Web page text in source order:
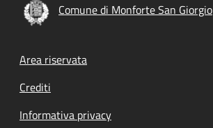
Comune di Monforte San Giorgio
Footer menu
Area riservata
Crediti
Informativa privacy